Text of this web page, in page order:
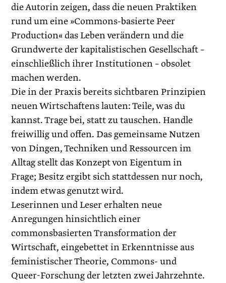
die Autorin zeigen, dass die neuen Praktiken
rund um eine »Commons-basierte Peer
Production« das Leben verändern und die
Grundwerte der kapitalistischen Gesellschaft –
einschließlich ihrer Institutionen – obsolet
machen werden.
Die in der Praxis bereits sichtbaren Prinzipien
neuen Wirtschaftens lauten: Teile, was du
kannst. Trage bei, statt zu tauschen. Handle
freiwillig und offen. Das gemeinsame Nutzen
von Dingen, Techniken und Ressourcen im
Alltag stellt das Konzept von Eigentum in
Frage; Besitz ergibt sich stattdessen nur noch,
indem etwas genutzt wird.
Leserinnen und Leser erhalten neue
Anregungen hinsichtlich einer
commonsbasierten Transformation der
Wirtschaft, eingebettet in Erkenntnisse aus
feministischer Theorie, Commons- und
Queer-Forschung der letzten zwei Jahrzehnte.